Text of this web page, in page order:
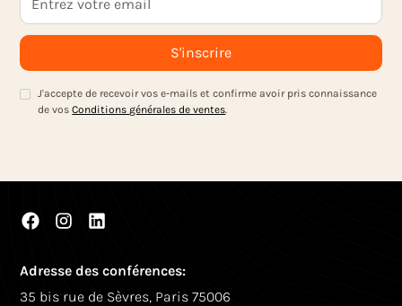
J'accepte de recevoir vos e-mails et confirme avoir pris connaissance
de vosConditions générales de ventes.
Adresse des conférences:
35 bis rue de Sèvres, Paris 75006